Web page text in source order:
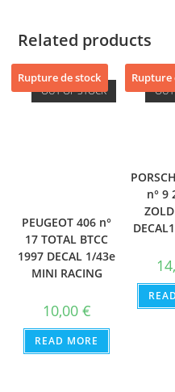
Related products
Rupture de stock
OUT OF STOCK
PEUGEOT 406 n°
17 TOTAL BTCC
1997 DECAL 1/43e
MINI RACING
10,00 €
READ MORE
Rupture
n° 9